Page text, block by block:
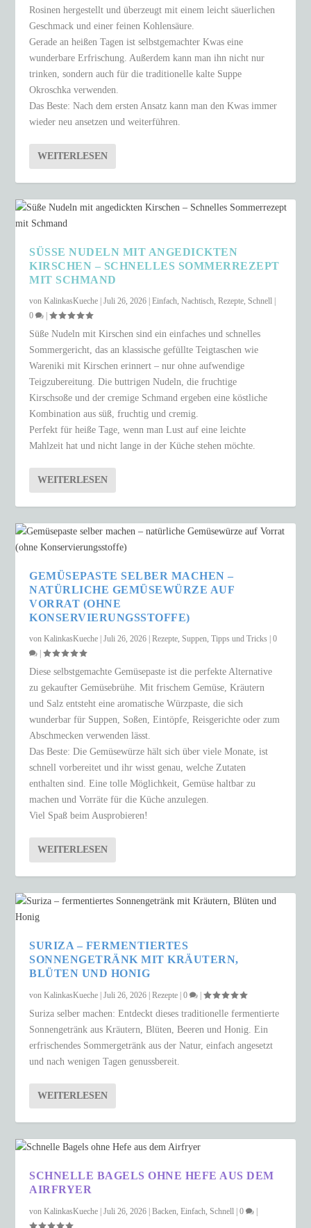
Rosinen hergestellt und überzeugt mit einem leicht säuerlichen
Geschmack und einer feinen Kohlensäure.
Gerade an heißen Tagen ist selbstgemachter Kwas eine
wunderbare Erfrischung. Außerdem kann man ihn nicht nur
trinken, sondern auch für die traditionelle kalte Suppe
Okroschka verwenden.
Das Beste: Nach dem ersten Ansatz kann man den Kwas immer
wieder neu ansetzen und weiterführen.
WEITERLESEN
SÜSSE NUDELN MIT ANGEDICKTEN K
IRSCHEN – SCHNELLES SOMMERREZEPT M
IT SCHMAND
vonKalinkasKueche |Juli 26, 2026 |Einfach,Nachtisch,Rezepte,Schnell
0
|
Süße Nudeln mit Kirschen sind ein einfaches und schnelles
Sommergericht, das an klassische gefüllte Teigtaschen wie
Wareniki mit Kirschen erinnert – nur ohne aufwendige
Teigzubereitung. Die buttrigen Nudeln, die fruchtige
Kirschsoße und der cremige Schmand ergeben eine köstliche
Kombination aus süß, fruchtig und cremig.
Perfekt für heiße Tage, wenn man Lust auf eine leichte
Mahlzeit hat und nicht lange in der Küche stehen möchte.
WEITERLESEN
GEMÜSEPASTE SELBER MACHEN –
NATÜRLICHE GEMÜSEWÜRZE AUF
VORRAT (OHNE
KONSERVIERUNGSSTOFFE)
vonKalinkasKueche |Juli 26, 2026 |Rezepte,Suppen,Tipps und Tricks |0
|
Diese selbstgemachte Gemüsepaste ist die perfekte Alternative
zu gekaufter Gemüsebrühe. Mit frischem Gemüse, Kräutern
und Salz entsteht eine aromatische Würzpaste, die sich
wunderbar für Suppen, Soßen, Eintöpfe, Reisgerichte oder zum
Abschmecken verwenden lässt.
Das Beste: Die Gemüsewürze hält sich über viele Monate, ist
schnell vorbereitet und ihr wisst genau, welche Zutaten
enthalten sind. Eine tolle Möglichkeit, Gemüse haltbar zu
machen und Vorräte für die Küche anzulegen.
Viel Spaß beim Ausprobieren!
WEITERLESEN
SURIZA – FERMENTIERTES
SONNENGETRÄNK MIT KRÄUTERN,
BLÜTEN UND HONIG
vonKalinkasKueche |Juli 26, 2026 |Rezepte |0 |
Suriza selber machen: Entdeckt dieses traditionelle fermentierte
Sonnengetränk aus Kräutern, Blüten, Beeren und Honig. Ein
erfrischendes Sommergetränk aus der Natur, einfach angesetzt
und nach wenigen Tagen genussbereit.
WEITERLESEN
SCHNELLE BAGELS OHNE HEFE AUS DEM
AIRFRYER
vonKalinkasKueche |Juli 26, 2026 |Backen,Einfach,Schnell |0